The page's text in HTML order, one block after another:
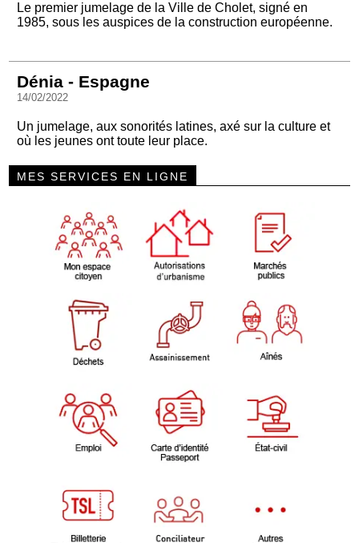
Le premier jumelage de la Ville de Cholet, signé en
1985, sous les auspices de la construction européenne.
Dénia - Espagne
14/02/2022
Un jumelage, aux sonorités latines, axé sur la culture et
où les jeunes ont toute leur place.
MES SERVICES EN LIGNE